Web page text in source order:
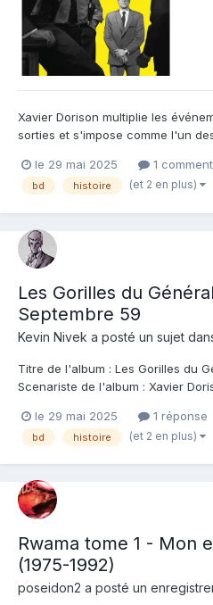
Xavier Dorison multiplie les
sorties et s'impose comme l'un
(Casterman) et le final grandiose
l'histoire avec un grand H en nous
le 29 mai 2025 1
bd histoire (et 2 en plus)
Les Gorilles du
Septembre 59
Kevin Nivek a posté un sujet
Titre de l'album : Les Gorilles du
Scenariste de l'album : Xavier
Casterman Note : Résumé de
cercueils de jeunes appelés...
le 29 mai 2025 1 réponse
bd histoire (et 2 en plus)
Rwama tome 1 - Mon
(1975-1992)
poseidon2 a posté un